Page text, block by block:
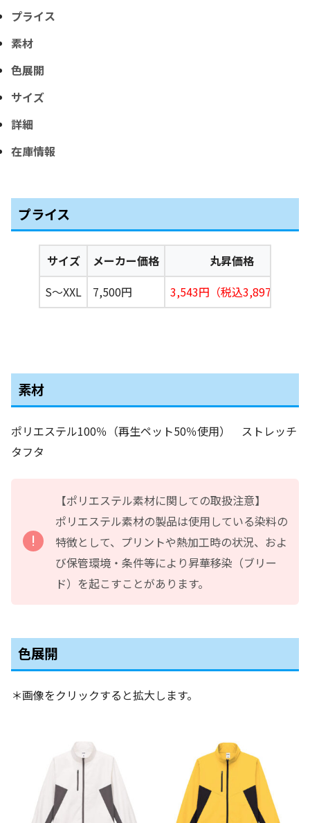
プライス
素材
色展開
サイズ
詳細
在庫情報
プライス
サイズ メーカー価格
丸昇価格
S〜XXL
7,500円 3,543円（税込3,897円）
素材
ポリエステル100％（再生ペット50％使用） ストレッチ
タフタ
【ポリエステル素材に関しての取扱注意】
ポリエステル素材の製品は使用している染料の
特徴として、プリントや熱加工時の状況、およ
び保管環境・条件等により昇華移染（ブリー
ド）を起こすことがあります。
色展開
＊画像をクリックすると拡大します。